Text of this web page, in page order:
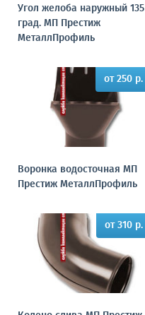
Угол желоба наружный 135
град. МП Престиж
МеталлПрофиль
от 250 р.
Воронка водосточная МП
Престиж МеталлПрофиль
от 310 р.